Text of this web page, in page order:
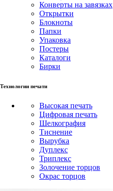
Конверты на завязках
Открытки
Блокноты
Папки
Упаковка
Постеры
Каталоги
Бирки
Технологии печати
Высокая печать
Цифровая печать
Шелкография
Тиснение
Вырубка
Дуплекс
Триплекс
Золочение торцов
Окрас торцов